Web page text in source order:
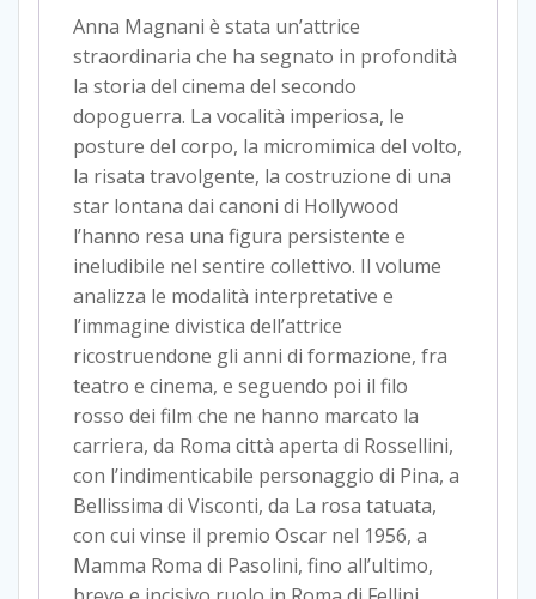
Anna Magnani è stata un’attrice
straordinaria che ha segnato in profondità
la storia del cinema del secondo
dopoguerra. La vocalità imperiosa, le
posture del corpo, la micromimica del volto,
la risata travolgente, la costruzione di una
star lontana dai canoni di Hollywood
l’hanno resa una figura persistente e
ineludibile nel sentire collettivo. Il volume
analizza le modalità interpretative e
l’immagine divistica dell’attrice
ricostruendone gli anni di formazione, fra
teatro e cinema, e seguendo poi il filo
rosso dei film che ne hanno marcato la
carriera, da Roma città aperta di Rossellini,
con l’indimenticabile personaggio di Pina, a
Bellissima di Visconti, da La rosa tatuata,
con cui vinse il premio Oscar nel 1956, a
Mamma Roma di Pasolini, fino all’ultimo,